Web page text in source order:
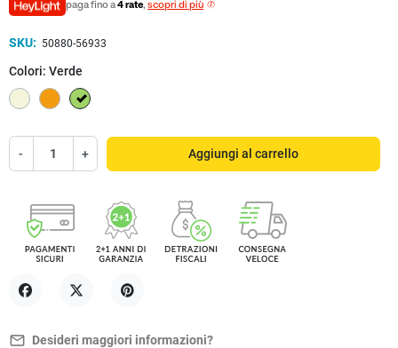
paga fino a4 rate, scopri di più
SKU: 50880-56933
Colori: Verde
BeigeArancione
Verde
- + Aggiungi al carrello
mail_outline Desideri maggiori informazioni?